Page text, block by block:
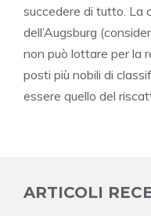
succedere di tutto. La
dell’Augsburg
non può lottare per la
posti più nobili di
essere quello del
ARTICOLI